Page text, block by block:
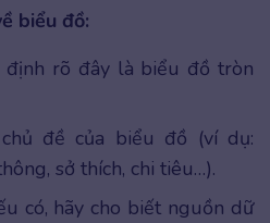
biểu đồ:
định rõ đây là biểu đồ tròn
đề của biểu đồ (ví dụ:
sở thích, chi tiêu…).
có, hãy cho biết nguồn dữ